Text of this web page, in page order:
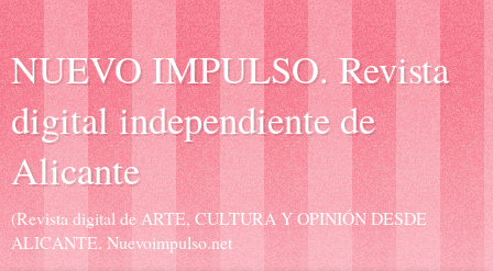
NUEVO IMPULSO. Revista
digital independiente de
Alicante
(Revista digital de ARTE, CULTURA Y OPINIÓN DESDE
ALICANTE. Nuevoimpulso.net